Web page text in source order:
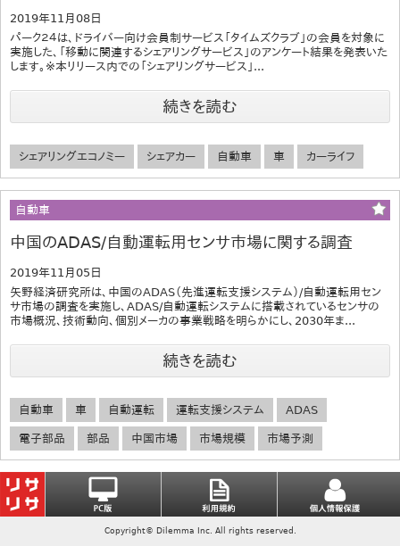
2019年11月08日
パーク２４は、ドライバー向け会員制サービス「タイムズクラブ」の会員を対象に
実施した、「移動に関連するシェアリングサービス」のアンケート結果を発表いた
します。※本リリース内での「シェアリングサービス」...
続きを読む
シェアリングエコノミー シェアカー 自動車 車 カーライフ
自動車
中国のADAS/自動運転用センサ市場に関する調査
2019年11月05日
矢野経済研究所は、中国のADAS（先進運転支援システム）/自動運転用セン
サ市場の調査を実施し、ADAS/自動運転システムに搭載されているセンサの
市場概況、技術動向、個別メーカの事業戦略を明らかにし、2030年ま...
続きを読む
自動車 車 自動運転 運転支援システム ADAS
電子部品 部品 中国市場 市場規模 市場予測
Copyright© Dilemma Inc. All rights reserved.